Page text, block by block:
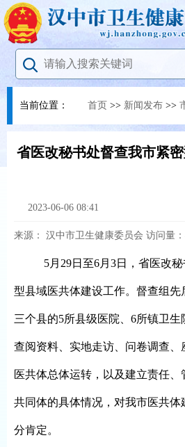
当前位置： 首页 >> 新闻发布 >>
省医改秘书处督查我市紧
2023-06-06 08:41
来源： 汉中市卫生健康委员会 访问量：
5月29日至6月3日，省医改
型县域医共体建设工作。督查组先
三个县的5所县级医院、6所镇卫
查阅资料、实地走访、问卷调查
医共体总体运转，以及建立责任
共同体的具体情况，对我市医共
分肯定。